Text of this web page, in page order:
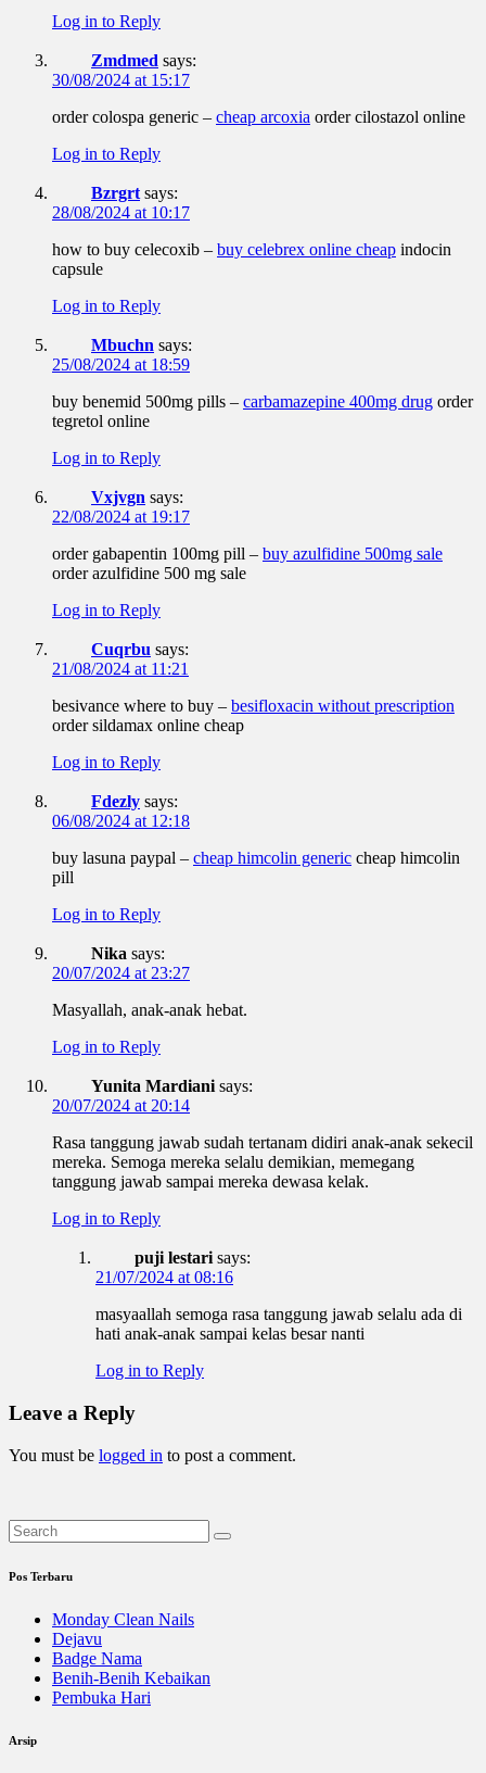
Log in to Reply
Zmdmed says:
30/08/2024 at 15:17
order colospa generic – cheap arcoxia order cilostazol online
Log in to Reply
Bzrgrt says:
28/08/2024 at 10:17
how to buy celecoxib – buy celebrex online cheap indocin
capsule
Log in to Reply
Mbuchn says:
25/08/2024 at 18:59
buy benemid 500mg pills – carbamazepine 400mg drug order
tegretol online
Log in to Reply
Vxjvgn says:
22/08/2024 at 19:17
order gabapentin 100mg pill – buy azulfidine 500mg sale
order azulfidine 500 mg sale
Log in to Reply
Cuqrbu says:
21/08/2024 at 11:21
besivance where to buy – besifloxacin without prescription
order sildamax online cheap
Log in to Reply
Fdezly says:
06/08/2024 at 12:18
buy lasuna paypal – cheap himcolin generic cheap himcolin
pill
Log in to Reply
Nika says:
20/07/2024 at 23:27
Masyallah, anak-anak hebat.
Log in to Reply
Yunita Mardiani says:
20/07/2024 at 20:14
Rasa tanggung jawab sudah tertanam didiri anak-anak sekecil
mereka. Semoga mereka selalu demikian, memegang
tanggung jawab sampai mereka dewasa kelak.
Log in to Reply
puji lestari says:
21/07/2024 at 08:16
masyaallah semoga rasa tanggung jawab selalu ada di
hati anak-anak sampai kelas besar nanti
Log in to Reply
Leave a Reply
You must be logged in to post a comment.
Pos Terbaru
Monday Clean Nails
Dejavu
Badge Nama
Benih-Benih Kebaikan
Pembuka Hari
Arsip